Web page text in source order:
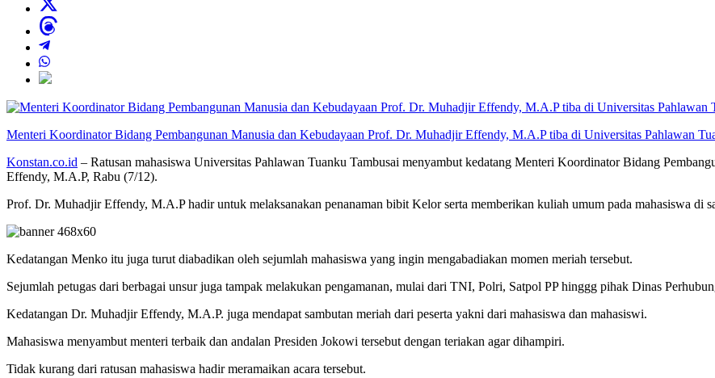
Menteri Koordinator Bidang Pembangunan Manusia dan Kebudayaan Prof. Dr. Muhadjir Effendy, M.A.P tiba di Universitas Pahlawan
Konstan.co.id – Ratusan mahasiswa Universitas Pahlawan Tuanku Tambusai menyambut kedatang Menteri Koordinator Bidang
Effendy, M.A.P, Rabu (7/12).
Prof. Dr. Muhadjir Effendy, M.A.P hadir untuk melaksanakan penanaman bibit Kelor serta memberikan kuliah umum pada mahasiswa di
Kedatangan Menko itu juga turut diabadikan oleh sejumlah mahasiswa yang ingin mengabadiakan momen meriah tersebut.
Sejumlah petugas dari berbagai unsur juga tampak melakukan pengamanan, mulai dari TNI, Polri, Satpol PP hinggg pihak Dinas
Kedatangan Dr. Muhadjir Effendy, M.A.P. juga mendapat sambutan meriah dari peserta yakni dari mahasiswa dan mahasiswi.
Mahasiswa menyambut menteri terbaik dan andalan Presiden Jokowi tersebut dengan teriakan agar dihampiri.
Tidak kurang dari ratusan mahasiswa hadir meramaikan acara tersebut.